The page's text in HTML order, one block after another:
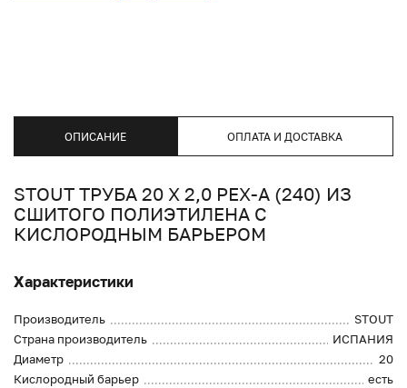
ОПИСАНИЕ ОПЛАТА И ДОСТАВКА
STOUT ТРУБА 20 Х 2,0 PEX-A (240) ИЗ
СШИТОГО ПОЛИЭТИЛЕНА С
КИСЛОРОДНЫМ БАРЬЕРОМ
Характеристики
Производитель
STOUT
Страна производитель
ИСПАНИЯ
Диаметр
20
Кислородный барьер
есть